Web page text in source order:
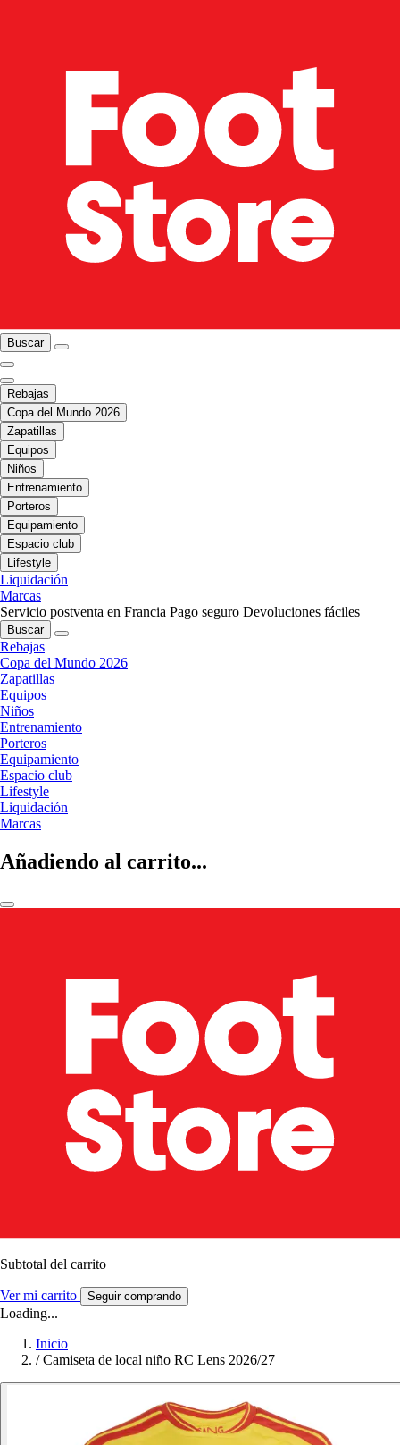
Buscar
Rebajas
Copa del Mundo 2026
Zapatillas
Equipos
Niños
Entrenamiento
Porteros
Equipamiento
Espacio club
Lifestyle
Liquidación
Marcas
Servicio postventa en Francia Pago seguro Devoluciones fáciles
Buscar
Rebajas
Copa del Mundo 2026
Zapatillas
Equipos
Niños
Entrenamiento
Porteros
Equipamiento
Espacio club
Lifestyle
Liquidación
Marcas
Añadiendo al carrito...
Subtotal del carrito
Ver mi carrito Seguir comprando
Loading...
Inicio
/ Camiseta de local niño RC Lens 2026/27